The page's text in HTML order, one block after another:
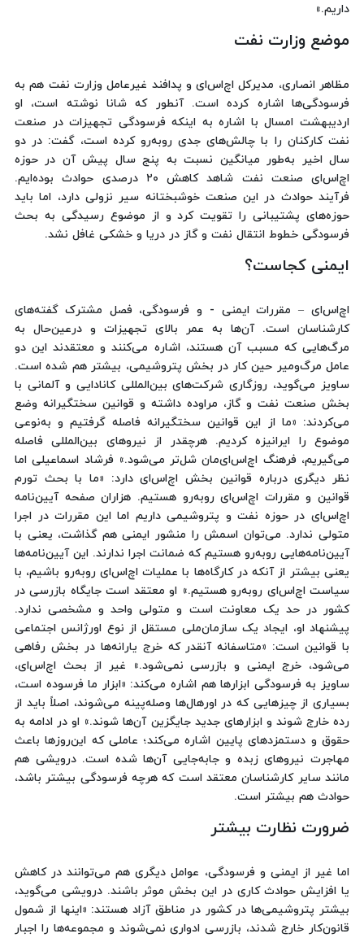
داریم.»
موضع وزارت نفت
مظاهر انصاری، مدیرکل اچ‌اس‌ای و پدافند غیرعامل وزارت نفت هم به
فرسودگی‌ها اشاره کرده است. آنطور که شانا نوشته است، او
اردیبهشت امسال با اشاره به اینکه فرسودگی تجهیزات در صنعت
نفت کارکنان را با چالش‌های جدی روبه‌رو کرده است، گفت: در دو
سال اخیر به‌طور میانگین نسبت به پنج‌ سال پیش آن در حوزه
اچ‌اس‌ای صنعت نفت شاهد کاهش ۲۰ درصدی حوادث بوده‌ایم.
فرآیند حوادث در این صنعت خوشبختانه سیر نزولی دارد، اما باید
حوزه‌های پشتیبانی را تقویت کرد و از موضوع رسیدگی به بحث
فرسودگی خطوط انتقال نفت و گاز در دریا و خشکی غافل نشد.
ایمنی کجاست؟
اچ‌اس‌ای – مقررات ایمنی - و فرسودگی، فصل مشترک گفته‌های
کارشناسان است. آن‌ها به عمر بالای تجهیزات و درعین‌حال به
مرگ‌هایی که مسبب آن هستند، اشاره می‌کنند و معتقدند این دو
عامل مرگ‌ومیر حین کار در بخش پتروشیمی، بیشتر هم شده است.
ساویز می‌گوید، روزگاری شرکت‌های بین‌المللی کانادایی و آلمانی با
بخش صنعت نفت و گاز، مراوده داشته و قوانین سختگیرانه وضع
می‌کردند: «ما از این قوانین سختگیرانه فاصله گرفتیم و به‌نوعی
موضوع را ایرانیزه کردیم. هرچقدر از نیروهای بین‌المللی فاصله
می‌گیریم، فرهنگ اچ‌اس‌ای‌مان شل‌تر می‌شود.» فرشاد اسماعیلی اما
نظر دیگری درباره قوانین بخش اچ‌اس‌ای دارد: «ما با بحث تورم
قوانین و مقررات اچ‌اس‌ای روبه‌رو هستیم. هزاران صفحه آیین‌نامه
اچ‌اس‌ای در حوزه نفت و پتروشیمی داریم اما این مقررات در اجرا
متولی ندارد. می‌توان اسمش را منشور ایمنی هم گذاشت، یعنی با
آیین‌نامه‌هایی روبه‌رو هستیم که ضمانت اجرا ندارند. این آیین‌نامه‌ها
یعنی بیشتر از آنکه در کارگاه‌ها با عملیات اچ‌اس‌ای روبه‌رو باشیم، با
سیاست اچ‌اس‌ای روبه‌رو هستیم.» او معتقد است جایگاه بازرسی در
کشور در حد یک معاونت است و متولی واحد و مشخصی ندارد.
پیشنهاد او، ایجاد یک سازمان‌ملی مستقل از نوع اورژانس اجتماعی
با قوانین است: «متاسفانه آنقدر که خرج یارانه‌ها در بخش رفاهی
می‌شود، خرج ایمنی و بازرسی نمی‌شود.» غیر از بحث اچ‌اس‌ای،
ساویز به فرسودگی ابزارها هم اشاره می‌کند: «ابزار ما فرسوده است،
بسیاری از چیزهایی که در اورهال‌ها وصله‌پینه می‌شوند، اصلاً باید از
رده خارج شوند و ابزارهای جدید جایگزین آن‌ها شوند.» او در ادامه به
حقوق و دستمزدهای پایین اشاره می‌کند؛ عاملی که این‌روزها باعث
مهاجرت نیروهای زبده و جابه‌جایی آن‌ها شده است. درویشی هم
مانند سایر کارشناسان معتقد است که هرچه فرسودگی بیشتر باشد،
حوادث هم بیشتر است.
ضرورت نظارت بیشتر
اما غیر از ایمنی و فرسودگی، عوامل دیگری هم می‌توانند در کاهش
یا افزایش حوادث کاری در این بخش موثر باشند. درویشی می‌گوید،
بیشتر پتروشیمی‌ها در کشور در مناطق آزاد هستند: «اینها از شمول
قانون‌کار خارج شدند، بازرسی ادواری نمی‌شوند و مجموعه‌ها را اجبار